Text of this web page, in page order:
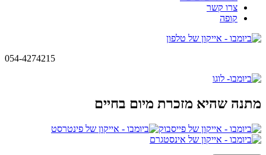
צרו קשר
קופה
054-4274215
מתנה שהיא מזכרת מיום בחיים